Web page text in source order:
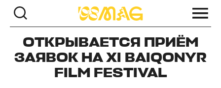
ОТКРЫВАЕТСЯ ПРИЁМ
ЗАЯВОК НА XI BAIQONYR
FILM FESTIVAL